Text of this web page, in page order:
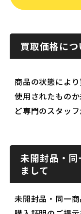
買取価格につ
商品の状態により
使用されたもの
ど専門のスタッ
未開封品・
まして
未開封品・同一